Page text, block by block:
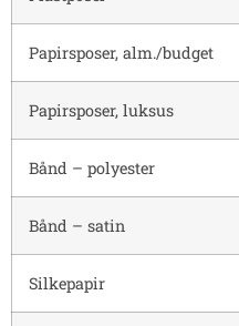
Papirsposer, alm./budget
Papirsposer, luksus
Bånd – polyester
Bånd – satin
Silkepapir